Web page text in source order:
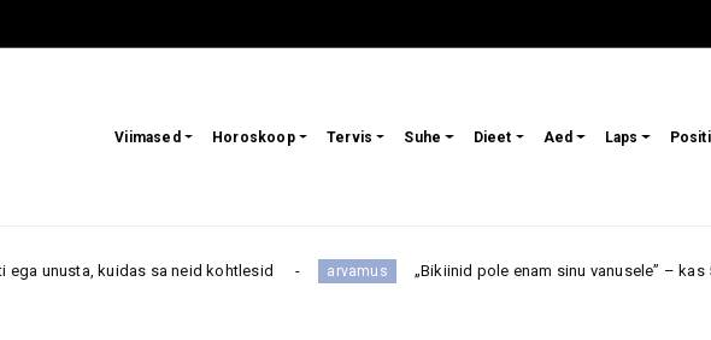
Viimased Horoskoop Tervis Suhe Dieet Aed Laps
sa neid kohtlesid arvamus „Bikiinid pole enam sinu vanusele” – kas 50+ naine